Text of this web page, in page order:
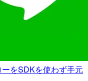
をSDKを使わず手元